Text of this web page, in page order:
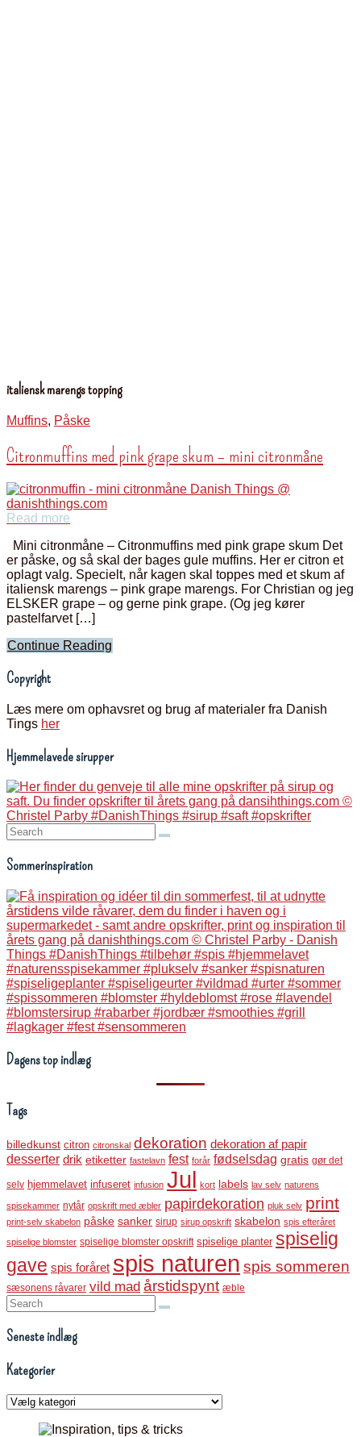
italiensk marengs topping
Muffins, Påske
Citronmuffins med pink grape skum – mini citronmåne
Read more
Mini citronmåne – Citronmuffins med pink grape skum Det
er påske, og så skal der bages gule muffins. Her er citron et
oplagt valg. Specielt, når kagen skal toppes med et skum af
italiensk marengs – pink grape marengs. For Christian og jeg
ELSKER grape – og gerne pink grape. (Og jeg kører
pastelfarvet […]
Continue Reading
Copyright
Læs mere om ophavsret og brug af materialer fra Danish
Tings her
Hjemmelavede sirupper
Search:
Sommerinspiration
Dagens top indlæg
Tags
billedkunst citron citronskal dekoration dekoration af papir
desserter drik etiketter fastelavn fest forår fødselsdag gratis gør det
selv hjemmelavet infuseret infusion Jul kort labels lav selv naturens
spisekammer nytår opskrift med æbler papirdekoration pluk selv print
print-selv skabelon påske sanker sirup sirup opskrift skabelon spis efteråret
spiselige blomster spiselige blomster opskrift spiselige planter spiselig
gave spis foråret spis naturen spis sommeren
sæsonens råvarer vild mad årstidspynt æble
Search:
Seneste indlæg
Kategorier
Kategorier